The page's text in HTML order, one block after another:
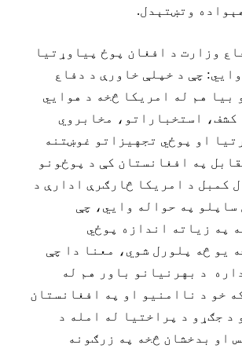
وتښتېدل.
وزارت د افغان پوځ پياوړتيا
چې د خپلې خاورې د دفاع
بيا هم له امريکا څخه د هوايي
کشف، استخباراتو، مخابروي
او پوځي تجهيزاتو غوښتنه
په افغانستان کې د پوځونو
کمبل د امريکا څارګرې ادارې د
په حواله وايي، چې
په زياته اندازه پوځي
يو څه پلورل شوي، معنا دا چې
د بهرنيانو باور هم له
خو د ناامنيو او په افغانستان
د جګړو د پراختيا له امله د
او بدخشان څخه په زرګونه